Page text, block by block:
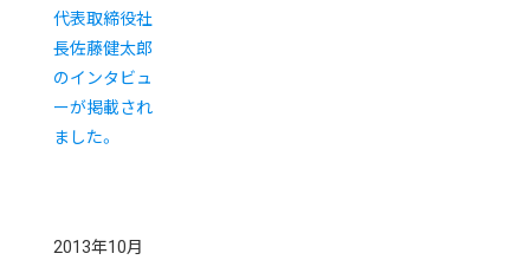
代表取締役社
長佐藤健太郎
のインタビュ
ーが掲載され
ました。
2013年10月